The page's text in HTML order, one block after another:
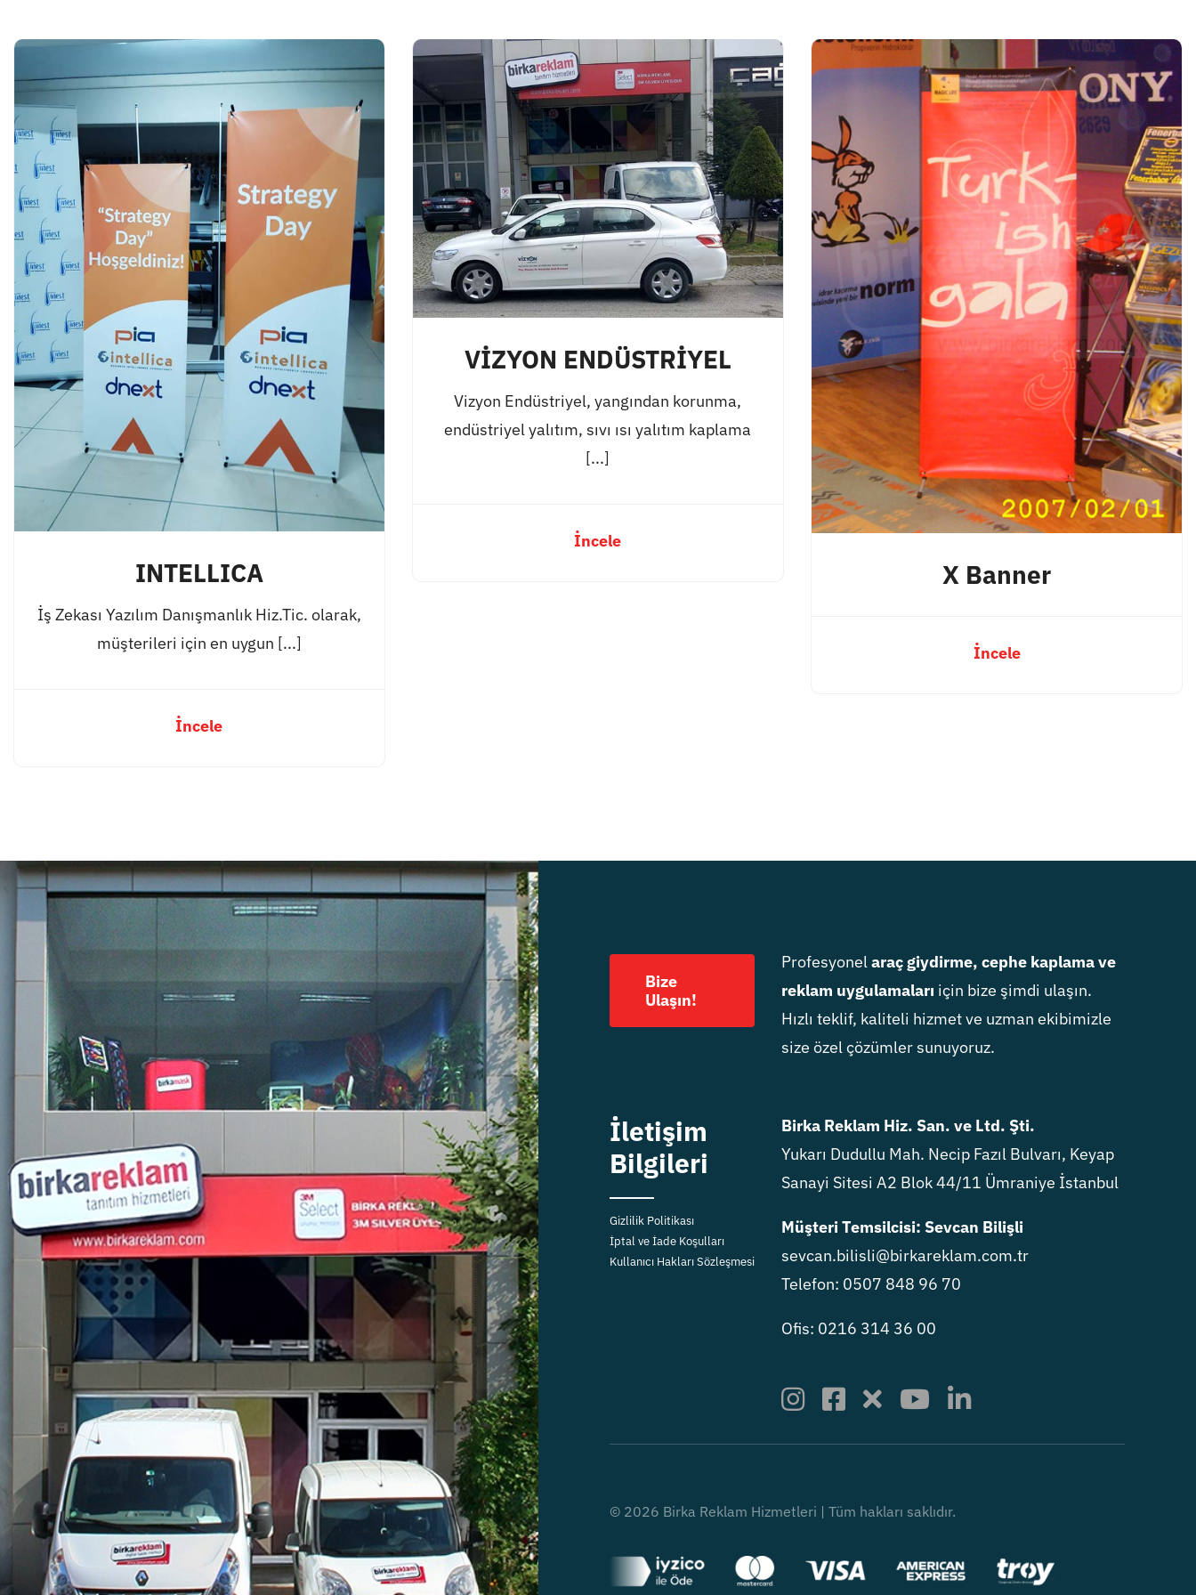
INTELLICA
İş Zekası Yazılım Danışmanlık Hiz.Tic. olarak,
müşterileri için en uygun [...]
İncele
VİZYON ENDÜSTRİYEL
Vizyon Endüstriyel, yangından korunma,
endüstriyel yalıtım, sıvı ısı yalıtım kaplama
[...]
İncele
X Banner
İncele
Bize
Ulaşın!
Profesyonelaraç giydirme, cephe kaplama ve
reklam uygulamaları için bize şimdi ulaşın.
Hızlı teklif, kaliteli hizmet ve uzman ekibimizle
size özel çözümler sunuyoruz.
İletişim
Bilgileri
Gizlilik Politikası
İptal ve İade Koşulları
Kullanıcı Hakları Sözleşmesi
Birka Reklam Hiz. San. ve Ltd. Şti.
Yukarı Dudullu Mah. Necip Fazıl Bulvarı, Keyap
Sanayi Sitesi A2 Blok 44/11 Ümraniye İstanbul
Müşteri Temsilcisi: Sevcan Bilişli
sevcan.bilisli@birkareklam.com.tr
Telefon: 0507 848 96 70
Ofis: 0216 314 36 00
© 2026 Birka Reklam Hizmetleri | Tüm hakları saklıdır.